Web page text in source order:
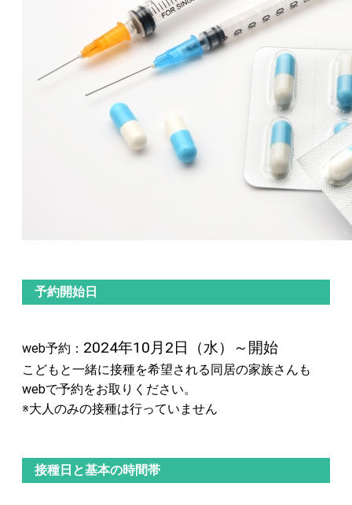
予約開始日
web予約： 2024年10月2日（水）～開始
こどもと一緒に接種を希望される同居の家族さんも
webで予約をお取りください。
※大人のみの接種は行っていません
接種日と基本の時間帯